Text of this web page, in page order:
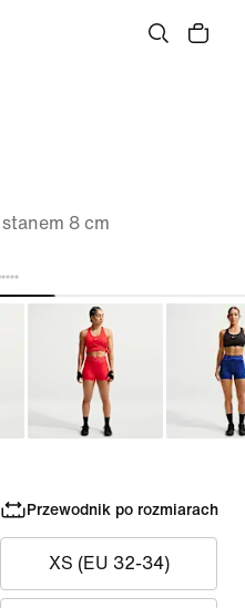
8 cm
Przewodnik po rozmiarach
XS (EU 32-34)